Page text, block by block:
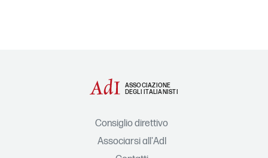
ASSOCIAZIONE
DEGLI ITALIANISTI
Consiglio direttivo
Associarsi all'AdI